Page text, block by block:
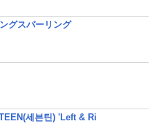
グスパーリング
세븐틴) 'Left & Ri